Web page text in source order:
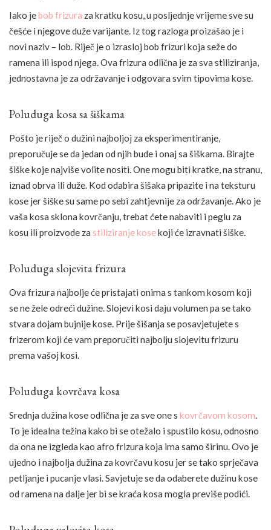
Iako jebob frizura za kratku kosu, u posljednje vrijeme sve su
češće i njegove duže varijante. Iz tog razloga proizašao je i
novi naziv – lob. Riječ je o izrasloj bob frizuri koja seže do
ramena ili ispod njega. Ova frizura odlična je za sva stiliziranja,
jednostavna je za održavanje i odgovara svim tipovima kose.
Poluduga kosa sa šiškama
Pošto je riječ o dužini najboljoj za eksperimentiranje,
preporučuje se da jedan od njih bude i onaj sa šiškama. Birajte
šiške koje najviše volite nositi. One mogu biti kratke, na stranu,
iznad obrva ili duže. Kod odabira šišaka pripazite i na teksturu
kose jer šiške su same po sebi zahtjevnije za održavanje. Ako je
vaša kosa sklona kovrčanju, trebat ćete nabaviti i peglu za
kosu ili proizvode za stiliziranje kosekoji će izravnati šiške.
Poluduga slojevita frizura
Ova frizura najbolje će pristajati onima s tankom kosom koji
se ne žele odreći dužine. Slojevi kosi daju volumen pa se tako
stvara dojam bujnije kose. Prije šišanja se posavjetujete s
frizerom koji će vam preporučiti najbolju slojevitu frizuru
prema vašoj kosi.
Poluduga kovrčava kosa
Srednja dužina kose odlična je za sve one s kovrčavom kosom.
To je idealna težina kako bi se otežalo i spustilo kosu, odnosno
da ona ne izgleda kao afro frizura koja ima samo širinu. Ovo je
ujedno i najbolja dužina za kovrčavu kosu jer se tako sprječava
petljanje i pucanje vlasi. Savjetuje se da odaberete dužinu kose
od ramena na dalje jer bi se kraća kosa mogla previše podići.